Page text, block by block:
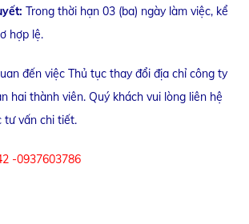
Trong thời hạn 03 (ba) ngày làm việc, kể
hợp lệ.
đến việc Thủ tục thay đổi địa chỉ công ty
hai thành viên. Quý khách vui lòng liên hệ
tư vấn chi tiết.
-0937603786